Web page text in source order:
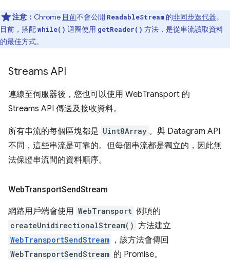
注意： Chrome 目前不會公開 ReadableStream 的非同步迭代器。
目前，搭配while() 迴圈使用 getReader() 方法，是從串流讀取資料
的最佳方式。
Streams API
連線至伺服器後，您也可以使用 WebTransport 的
Streams API 傳送及接收資料。
所有串流的每個區塊都是 Uint8Array 。與 Datagram API
不同，這些串流是可靠的。但每個串流都是獨立的，因此無
法保證串流間的資料順序。
WebTransportSendStream
網路用戶端會使用 WebTransport 例項的
createUnidirectionalStream() 方法建立
WebTransportSendStream ，該方法會傳回
WebTransportSendStream 的 Promise。